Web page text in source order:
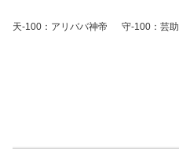
天-100：アリババ神帝 守-100：芸助